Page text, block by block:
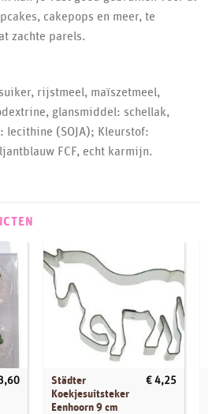
cakepops en meer, te
zachte parels.
rijstmeel, maïszetmeel,
glansmiddel: schellak,
lecithine (SOJA); Kleurstof:
FCF, echt karmijn.
Städter
Koekjesuitsteker
Eenhoorn 9 cm
€ 4,25